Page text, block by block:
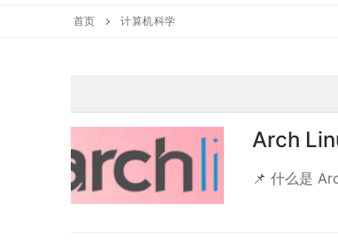
首页 计算机科学
Arch
📌 什么是